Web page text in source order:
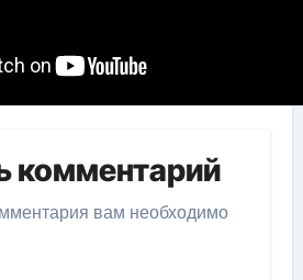
комментарий
вам необходимо